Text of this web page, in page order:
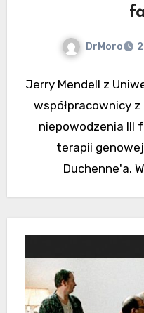
DrMoro
Jerry Mendell z
współpracownicy
niepowodzenia III
terapii
Duchenne'a.